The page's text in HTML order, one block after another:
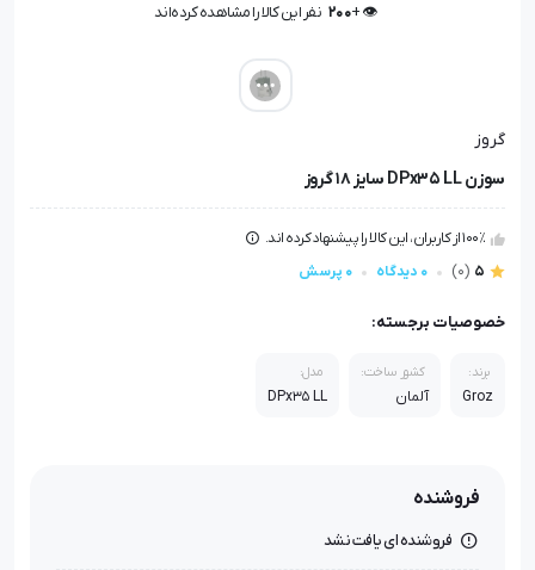
👁️ +
200 نفر این کالا را مشاهده کرده‌اند
گروز
سوزن DPx35 LL سایز 18 گروز
100٪ از کاربران، این کالا را پیشنهاد کرده اند.
5
(0) 0 دیدگاه 0 پرسش
خصوصیات برجسته:
برند:
Groz
کشور ساخت:
آلمان
مدل:
DPx35 LL
فروشنده
فروشنده ای یافت نشد